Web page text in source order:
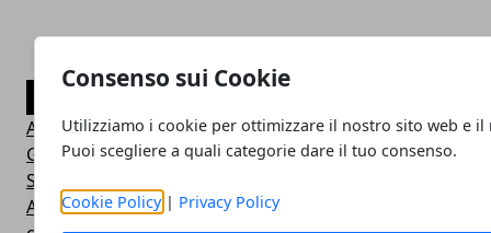
Consenso sui Cookie
Utilizziamo i cookie per ottimizzare il nostro sito web e il
Puoi scegliere a quali categorie dare il tuo consenso.
Cookie Policy| Privacy Policy
Applicazioni Android
Generici
Startup
Applicazioni Apple